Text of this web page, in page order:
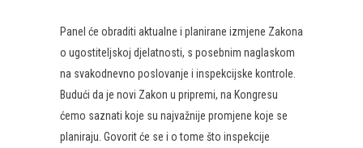
Panel će obraditi aktualne i planirane izmjene Zakona
o ugostiteljskoj djelatnosti, s posebnim naglaskom
na svakodnevno poslovanje i inspekcijske kontrole.
Budući da je novi Zakon u pripremi, na Kongresu
ćemo saznati koje su najvažnije promjene koje se
planiraju. Govorit će se i o tome što inspekcije